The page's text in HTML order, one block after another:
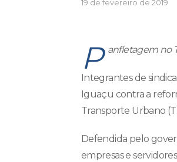
19 de fevereiro de 2019
P anfletagem no
Integrantes de
Iguaçu contra a
Transporte Urbano
Defendida pelo
empresas e